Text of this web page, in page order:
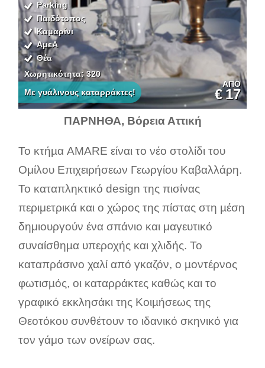
ΑΠΟ
€17
Parking
Παιδότοπος
Καμαρίνι
ΑμεΑ
Θέα
Χωρητικότητα: 320
Με γυάλινους καταρράκτες!
ΠΑΡΝΗΘΑ, Βόρεια Αττική
Το κτήµα AMARE είναι το νέο στολίδι του
Ομίλου Επιχειρήσεων Γεωργίου Καβαλλάρη.
Το καταπληκτικό design της πισίνας
περιμετρικά και ο χώρος της πίστας στη µέση
δημιουργούν ένα σπάνιο και μαγευτικό
συναίσθηµα υπεροχής και χλιδής. Το
καταπράσινο χαλί από γκαζόν, ο µοντέρνος
φωτισµός, οι καταρράκτες καθώς και το
γραφικό εκκλησάκι της Κοιµήσεως της
Θεοτόκου συνθέτουν το ιδανικό σκηνικό για
τον γάμο των ονείρων σας.